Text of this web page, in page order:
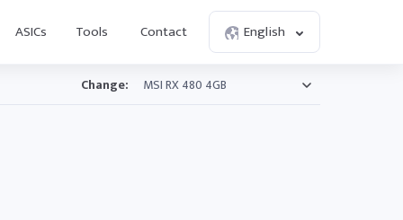
ASICs Tools Contact English
Change: